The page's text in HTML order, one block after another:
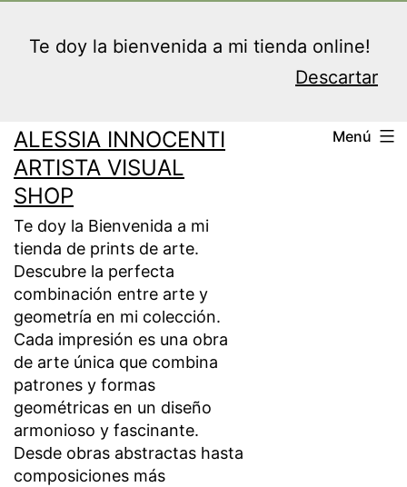
ALESSIA INNOCENTI
ARTISTA VISUAL
SHOP
Te doy la Bienvenida a mi
tienda de prints de arte.
Descubre la perfecta
combinación entre arte y
geometría en mi colección.
Cada impresión es una obra
de arte única que combina
patrones y formas
geométricas en un diseño
armonioso y fascinante.
Desde obras abstractas hasta
composiciones más
Menú
Te doy la bienvenida a mi tienda online!
Descartar